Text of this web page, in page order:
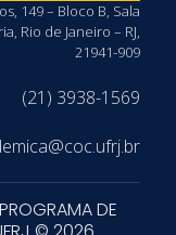
149 – Bloco B, Sala
Rio de Janeiro – RJ,
21941-909
(21) 3938-1569
DE